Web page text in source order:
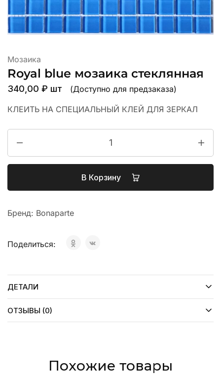
Мозаика
Royal blue мозаика стеклянная
340,00 ₽ шт (Доступно для предзаказа)
КЛЕИТЬ НА СПЕЦИАЛЬНЫЙ КЛЕЙ ДЛЯ ЗЕРКАЛ
В Корзину
Бренд: Bonaparte
Поделиться:
ДЕТАЛИ
ОТЗЫВЫ (0)
Похожие товары